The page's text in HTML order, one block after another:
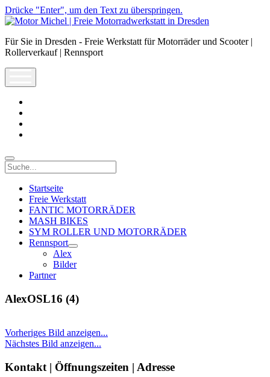
Drücke "Enter", um den Text zu überspringen.
Motor
|
Freie
Dresden
Für Sie in Dresden - Freie Werkstatt für Motorräder und Scooter |
Rollerverkauf | Rennsport
Suche
Startseite
Freie Werkstatt
FANTIC MOTORRÄDER
MASH BIKES
SYM ROLLER UND MOTORRÄDER
Rennsport
open
menu
Alex
Bilder
Partner
AlexOSL16 (4)
Vorheriges Bild anzeigen...
Nächstes Bild anzeigen...
Seitenleiste
Kontakt | Öffnungszeiten | Adresse